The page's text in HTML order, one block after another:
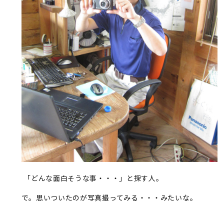
「どんな面白そうな事・・・」と探す人。
で。思いついたのが写真撮ってみる・・・みたいな。